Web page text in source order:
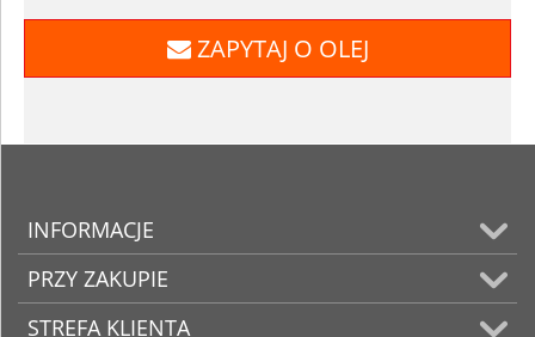
ZAPYTAJ O OLEJ
INFORMACJE
PRZY ZAKUPIE
STREFA KLIENTA